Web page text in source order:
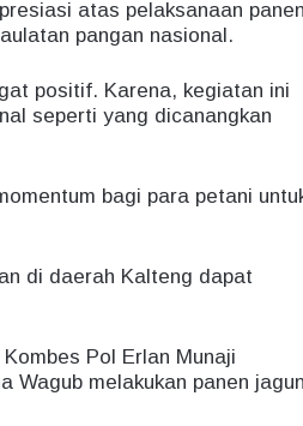
atas pelaksanaan panen
pangan nasional.
positif. Karena, kegiatan ini
seperti yang dicanangkan
bagi para petani
di daerah Kalteng dapat
Pol Erlan Munaji
Wagub melakukan panen